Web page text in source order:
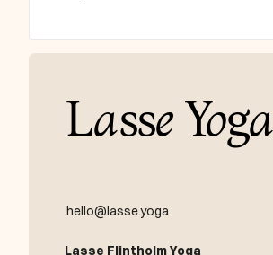
Lasse Yoga
hello@lasse.yoga
Lasse Flintholm Yoga